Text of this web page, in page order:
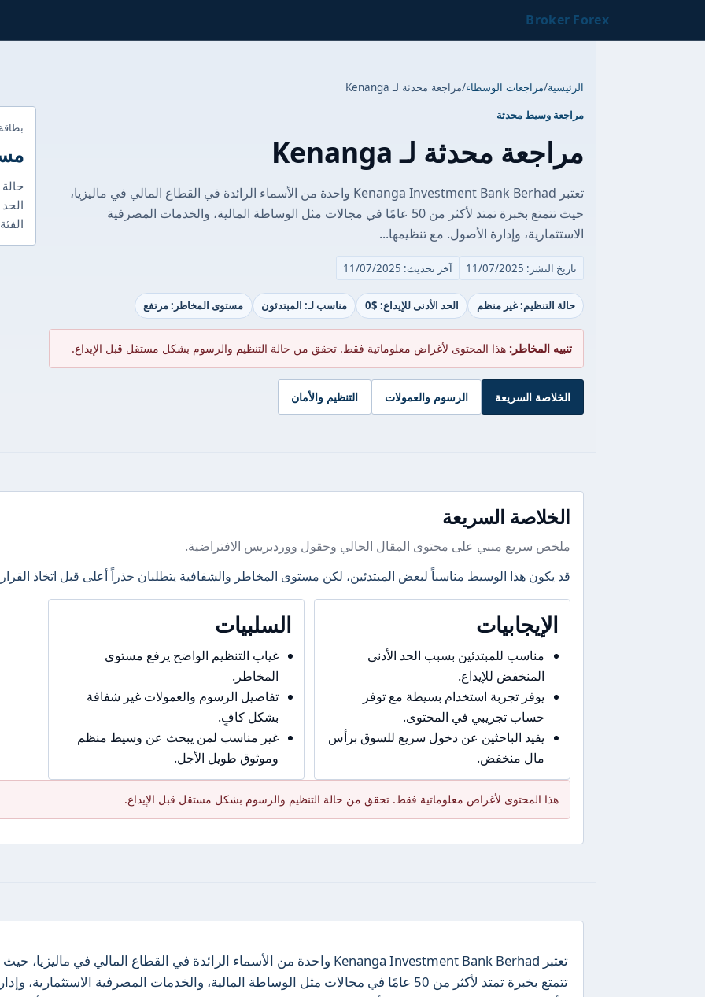
Broker Forex
الرئيسية/مراجعات الوسطاء/مراجعة محدثة لـ Kenanga
مراجعة وسيط محدثة
مراجعة محدثة لـ Kenanga
تعتبر Kenanga Investment Bank Berhad واحدة من الأسماء الرائدة في القطاع المالي في ماليزيا،
حيث تتمتع بخبرة تمتد لأكثر من 50 عامًا في مجالات مثل الوساطة المالية، والخدمات المصرفية
الاستثمارية، وإدارة الأصول. مع تنظيمها...
تاريخ النشر: 11/07/2025 آخر تحديث: 11/07/2025
حالة التنظيم: غير منظم الحد الأدنى للإيداع: $0 مناسب لـ: المبتدئون مستوى المخاطر: مرتفع
تنبيه المخاطر: هذا المحتوى لأغراض معلوماتية فقط. تحقق من حالة التنظيم والرسوم بشكل مستقل قبل الإيداع.
الخلاصة السريعة الرسوم والعمولات التنظيم والأمان
الحد
الخلاصة السريعة
ملخص سريع مبني على محتوى المقال الحالي وحقول ووردبريس الافتراضية.
قد يكون هذا الوسيط مناسباً لبعض المبتدئين، لكن مستوى المخاطر والشفافية يتطلبان حذراً أعلى قبل اتخاذ
الإيجابيات
مناسب للمبتدئين بسبب الحد الأدنى
المنخفض للإيداع.
يوفر تجربة استخدام بسيطة مع توفر
حساب تجريبي في المحتوى.
يفيد الباحثين عن دخول سريع للسوق برأس
مال منخفض.
السلبيات
غياب التنظيم الواضح يرفع مستوى
المخاطر.
تفاصيل الرسوم والعمولات غير شفافة
بشكل كافٍ.
غير مناسب لمن يبحث عن وسيط منظم
وموثوق طويل الأجل.
هذا المحتوى لأغراض معلوماتية فقط. تحقق من حالة التنظيم والرسوم بشكل مستقل قبل الإيداع.
تعتبر Kenanga Investment Bank Berhad واحدة من الأسماء الرائدة في القطاع المالي في ماليزيا، حيث
تتمتع بخبرة تمتد لأكثر من 50 عامًا في مجالات مثل الوساطة المالية، والخدمات المصرفية الاستثمارية،